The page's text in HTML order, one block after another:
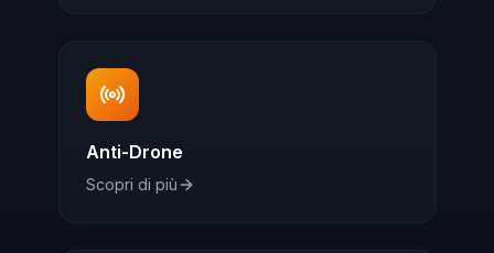
Anti-Drone
Scopri di più